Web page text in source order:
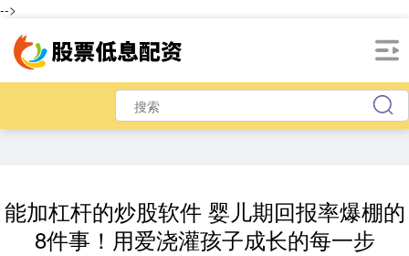
-->
能加杠杆的炒股软件 婴儿期回报率爆棚的
8件事！用爱浇灌孩子成长的每一步